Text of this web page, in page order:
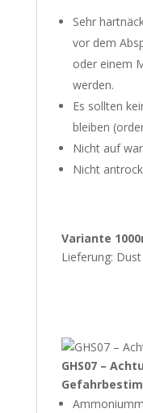
Sehr
vor dem
oder einem
werden.
Es sollten
bleiben
Nicht auf
Nicht
Variante
Lieferung:
GHS07 –